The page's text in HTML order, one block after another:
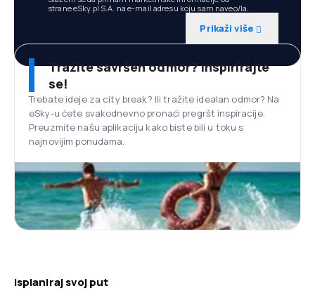
strane eSky.pl S.A. na e-mail adresu koju sam naveo/la.
Prikaži više
Tražite savršen odmor? Inspirirajte
se!
Trebate ideje za city break? Ili tražite idealan odmor? Na
eSky-u ćete svakodnevno pronaći pregršt inspiracije.
Preuzmite našu aplikaciju kako biste bili u toku s
najnovijim ponudama.
Isplaniraj svoj put